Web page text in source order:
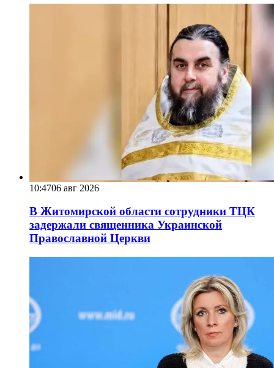
10:4706 авг 2026
В Житомирской области сотрудники ТЦК
задержали священника Украинской
Православной Церкви